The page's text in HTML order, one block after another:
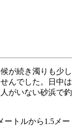
が続き濁りも少し
んでした。日中は
がいない砂浜で釣
ートルから1.5メー